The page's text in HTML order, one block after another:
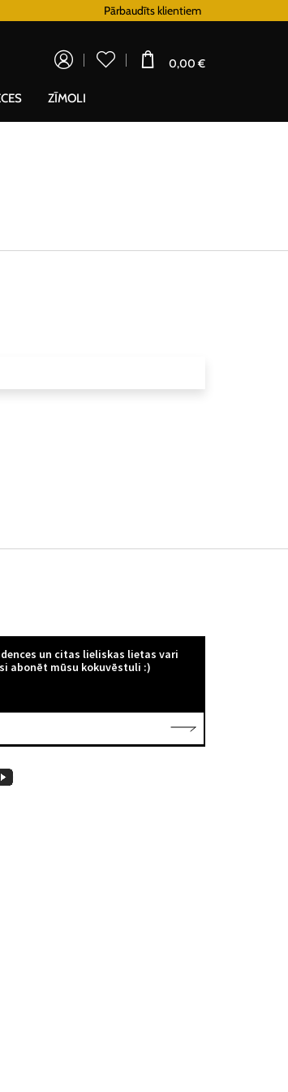
Pārbaudīts klientiem
0,00 €
ZĪMOLI
un citas lieliskas lietas vari
abonēt mūsu kokuvēstuli :)